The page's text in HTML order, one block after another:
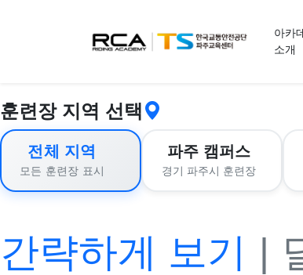
아카
소개
훈련장 지역 선택
전체 지역
모든 훈련장 표시
파주 캠퍼스
경기 파주시 훈련장
간략하게 보기 |